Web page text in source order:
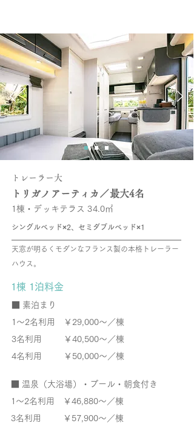
トレーラー大
トリガノアーティカ／最大4名
1棟・デッキテラス 34.0㎡
シングルベッド×2、セミダブルベッド×1
天窓が明るくモダンなフランス製の本格トレーラー
ハウス。
1棟 1泊料金
​■ 素泊まり
1～2名利用
￥29,000～／棟
3名利用 ￥40,500～／棟
4名利用 ￥50,000～／棟
■ 温泉（大浴場）・プール・朝食付き
1～2名利用
￥46,880～／棟
3名利用 ￥57,900～／棟